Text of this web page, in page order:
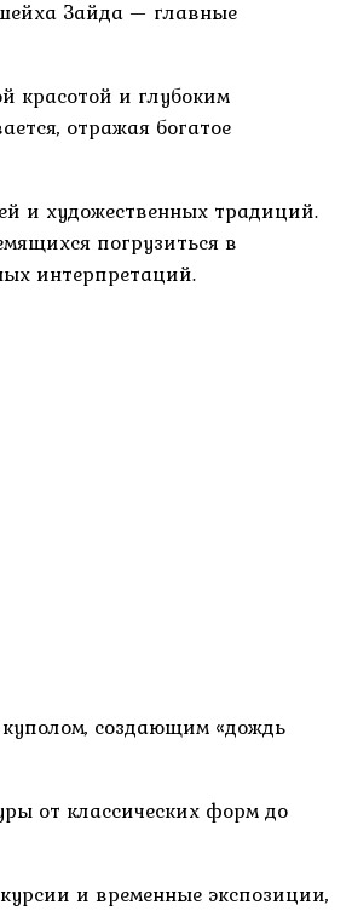
Зайда — главные
красотой и глубоким
отражая богатое
и художественных традиций.
погрузиться в
интерпретаций.
создающим «дождь
от классических форм до
и временные экспозиции,